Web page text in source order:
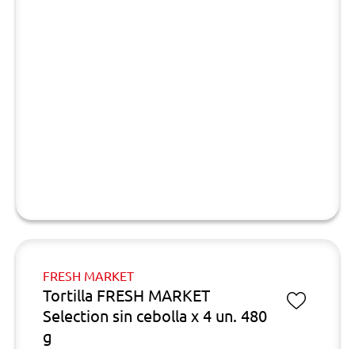
FRESH MARKET
Tortilla FRESH MARKET
Selection sin cebolla x 4 un. 480
g